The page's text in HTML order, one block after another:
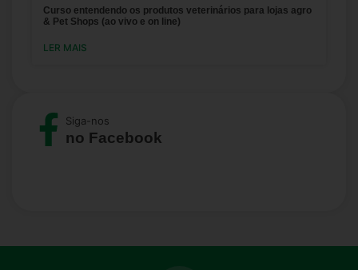
Curso entendendo os produtos veterinários para lojas agro
& Pet Shops (ao vivo e on line)
LER MAIS
Siga-nos
no Facebook